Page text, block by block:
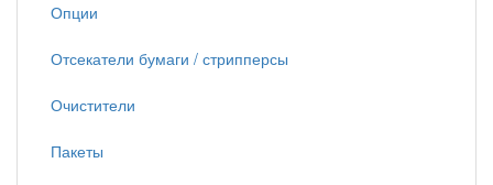
Опции
Отсекатели бумаги / стрипперсы
Очистители
Пакеты